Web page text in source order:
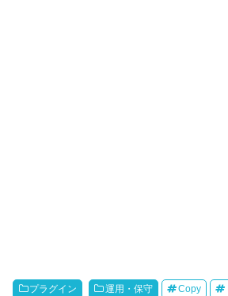
プラグイン 運用・保守 Copy